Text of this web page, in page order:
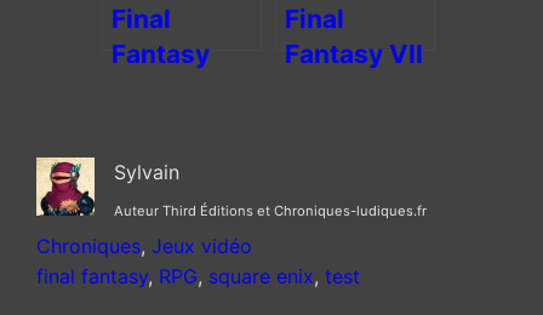
Final
Fantasy
Returns – la
dernière
Final
Fantasy VII
Sylvain
Auteur Third Éditions et Chroniques-ludiques.fr
Chroniques, Jeux vidéo
final fantasy, RPG, square enix, test